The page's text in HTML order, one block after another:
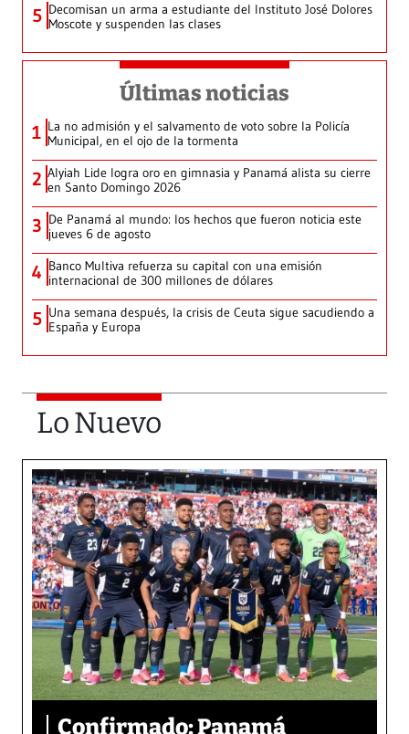
5 Decomisan un arma a estudiante del Instituto José Dolores
Moscote y suspenden las clases
Últimas noticias
1 La no admisión y el salvamento de voto sobre la Policía
Municipal, en el ojo de la tormenta
2 Alyiah Lide logra oro en gimnasia y Panamá alista su cierre
en Santo Domingo 2026
3 De Panamá al mundo: los hechos que fueron noticia este
jueves 6 de agosto
4 Banco Multiva refuerza su capital con una emisión
internacional de 300 millones de dólares
5 Una semana después, la crisis de Ceuta sigue sacudiendo a
España y Europa
Lo Nuevo
Confirmado: Panamá